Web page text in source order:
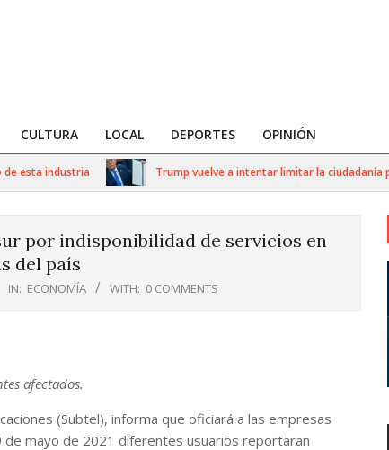
CULTURA LOCAL DEPORTES OPINIÓN
esta industria Trump vuelve a intentar limitar la ciudadanía
por indisponibilidad de servicios en
del país
IN: ECONOMÍA WITH: 0 COMMENTS
afectados.
(Subtel), informa que oficiará a las empresas
mayo de 2021 diferentes usuarios reportaran